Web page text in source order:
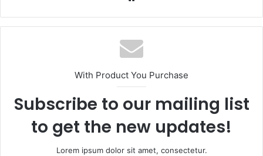
With Product You Purchase
Subscribe to our mailing list
to get the new updates!
Lorem ipsum dolor sit amet, consectetur.